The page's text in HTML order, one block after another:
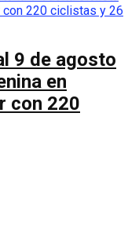
9 de agosto
en
con 220